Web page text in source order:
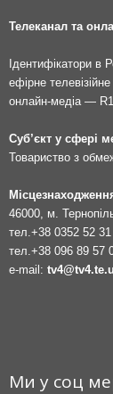
Телеканал та
Ідентифікатори в
ефірне
онлайн-медіа —
Суб’єкт у сфері
Товариство з
46000, м.
тел. +38 0352 52
тел. +38 096 89 57
e-mail:
Ми у соц